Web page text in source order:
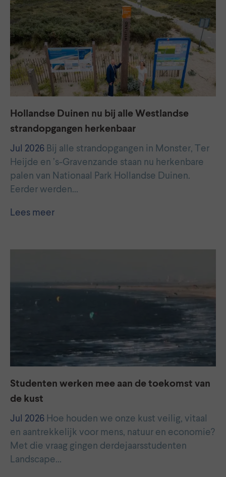
Hollandse Duinen nu bij alle Westlandse
strandopgangen herkenbaar
Jul 2026 Bij alle strandopgangen in Monster, Ter
Heijde en ’s-Gravenzande staan nu herkenbare
palen van Nationaal Park Hollandse Duinen.
Eerder werden…
Lees meer
Studenten werken mee aan de toekomst van
de kust
Jul 2026 Hoe houden we onze kust veilig, vitaal
en aantrekkelijk voor mens, natuur en economie?
Met die vraag gingen derdejaarsstudenten
Landscape…